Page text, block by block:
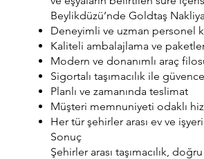
Beylikdüzü’nde Goldtaş
Deneyimli ve uzman personel
Kaliteli ambalajlama ve
Modern ve donanımlı araç
Sigortalı taşımacılık ile güvence
Planlı ve zamanında teslimat
Müşteri memnuniyeti odaklı
Her tür şehirler arası ev ve
Sonuç
Şehirler arası taşımacılık,